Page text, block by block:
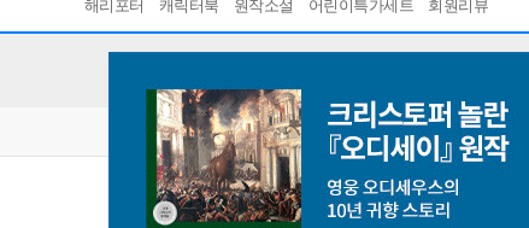
해리포터 캐릭터북 원작소설 어린이특가세트 회원리뷰